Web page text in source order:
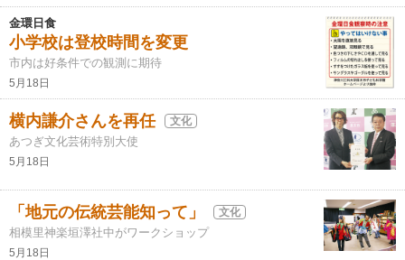
金環日食
小学校は登校時間を変更
市内は好条件での観測に期待
5月18日
横内謙介さんを再任 文化
あつぎ文化芸術特別大使
5月18日
「地元の伝統芸能知って」 文化
相模里神楽垣澤社中がワークショップ
5月18日